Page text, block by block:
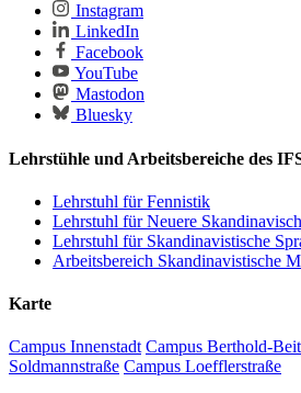
Instagram
LinkedIn
Facebook
YouTube
Mastodon
Bluesky
Lehrstühle und Arbeitsbereiche des
Lehrstuhl für Fennistik
Lehrstuhl für Neuere
Lehrstuhl für Skandinavistische
Arbeitsbereich Skandinavistische
Karte
Campus Innenstadt Campus Berthold-
Soldmannstraße Campus Loefflerstraße